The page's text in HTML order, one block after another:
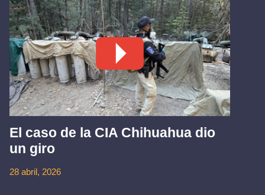
El caso de la CIA Chihuahua dio
un giro
28 abril, 2026